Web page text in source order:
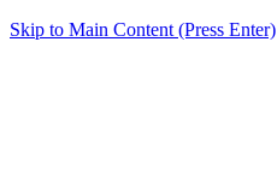
Skip to Main Content (Press Enter)